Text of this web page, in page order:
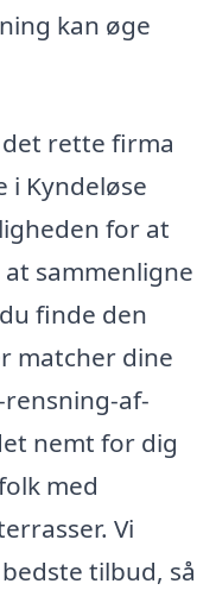
kan øge
rette firma
Kyndeløse
for at
sammenligne
finde den
matcher dine
rensning-af-
nemt for dig
med
Vi
tilbud, så